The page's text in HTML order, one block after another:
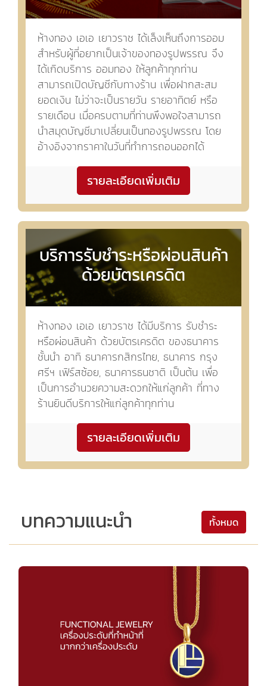
ห้างทอง เอเอ เยาวราช ได้เล็งเห็นถึงการออม
สำหรับผู้ที่อยากเป็นเจ้าของทองรูปพรรณ จึง
ได้เกิดบริการ ออมทอง ให้ลูกค้าทุกท่าน
สามารถเปิดบัญชีกับทางร้าน เพื่อฝากสะสม
ยอดเงิน ไม่ว่าจะเป็นรายวัน รายอาทิตย์ หรือ
รายเดือน เมื่อครบตามที่ท่านพึงพอใจสามารถ
นำสมุดบัญชีมาเปลี่ยนเป็นทองรูปพรรณ โดย
อ้างอิงจากราคาในวันที่ทำการถอนออกได้
รายละเอียดเพิ่มเติม
บริการรับชำระหรือผ่อนสินค้า
ด้วยบัตรเครดิต
ห้างทอง เอเอ เยาวราช ได้มีบริการ รับชำระ
หรือผ่อนสินค้า ด้วยบัตรเครดิต ของธนาคาร
ชั้นนำ อาทิ ธนาคารกสิกรไทย, ธนาคาร กรุง
ศรีฯ เฟิร์สซ้อย, ธนาคารธนชาติ เป็นต้น เพื่อ
เป็นการอำนวยความสะดวกให้แก่ลูกค้า ที่ทาง
ร้านยินดีบริการให้แก่ลูกค้าทุกท่าน
รายละเอียดเพิ่มเติม
ทั้งหมด
บทความแนะนำ